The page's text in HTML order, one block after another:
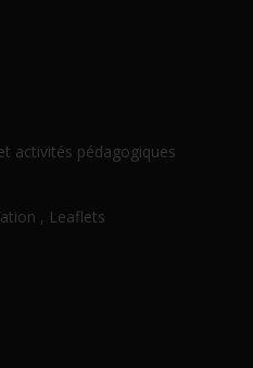
activités pédagogiques
, Leaflets